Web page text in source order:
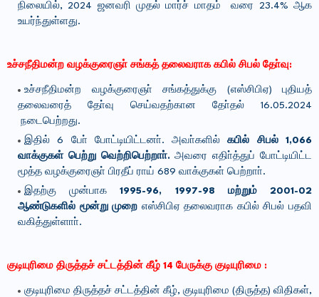
நிலையில், 2024 ஜனவரி முதல் மார்ச் மாதம் வரை 23.4% ஆக
உயர்ந்துள்ளது.
உச்சநீதிமன்ற வழக்குரைஞா் சங்கத் தலைவராக கபில் சிபல் தோ்வு:
உச்சநீதிமன்ற வழக்குரைஞா் சங்கத்துக்கு (எஸ்சிபிஏ) புதியத்
தலைவரைத் தோ்வு செய்வதற்கான தோ்தல் 16.05.2024
நடைபெற்றது.
இதில் 6 போ் போட்டியிட்டனா். அவா்களில்கபில் சிபல் 1,066
வாக்குகள் பெற்று வெற்றிபெற்றாா்.அவரை எதிா்த்துப் போட்டியிட்ட
மூத்த வழக்குரைஞா் பிரதீப் ராய் 689 வாக்குகள் பெற்றாா்.
இதற்கு முன்பாக1995-96, 1997-98 மற்றும் 2001-02
ஆண்டுகளில் மூன்று முறை எஸ்சிபிஏ தலைவராக கபில் சிபல் பதவி
வகித்துள்ளாா்.
குடியுரிமை திருத்தச் சட்டத்தின் கீழ் 14 பேருக்கு குடியுரிமை :
குடியுரிமை திருத்தச் சட்டத்தின் கீழ், குடியுரிமை (திருத்த) விதிகள்,